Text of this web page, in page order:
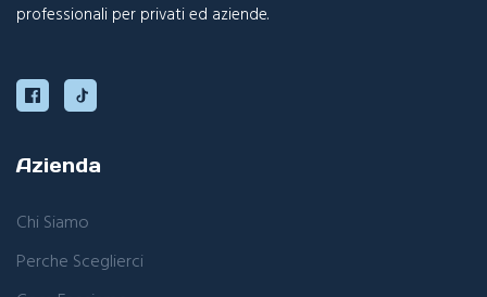
professionali per privati ed aziende.
Azienda
Chi Siamo
Perche Sceglierci